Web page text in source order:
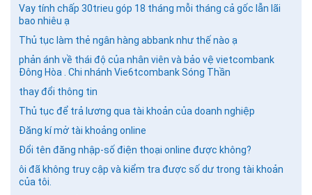
GỬI BÌNH LUẬN
Vay tính chấp 30trieu góp 18 tháng mỗi tháng cả gốc lẫn lãi
bao nhiêu ạ
Thủ tục làm thẻ ngân hàng abbank như thế nào ạ
phản ánh về thái độ của nhân viên và bảo vệ vietcombank
Đông Hòa . Chi nhánh Vie6tcombank Sóng Thần
thay đổi thông tin
Thủ tục để trả lương qua tài khoản của doanh nghiệp
Đăng kí mở tài khoảng online
Đổi tên đăng nhập-số điện thoại online được không?
ôi đã không truy cập và kiểm tra được số dư trong tài khoản
của tôi.